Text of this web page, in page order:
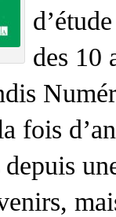
des 10
fois